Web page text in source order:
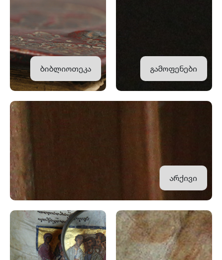
ბიბლიოთეკა გამოფენები
არქივი